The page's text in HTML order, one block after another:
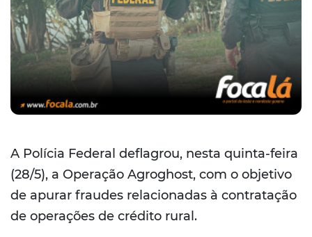
A Polícia Federal deflagrou, nesta quinta-feira
(28/5), a Operação Agroghost, com o objetivo
de apurar fraudes relacionadas à contratação
de operações de crédito rural.